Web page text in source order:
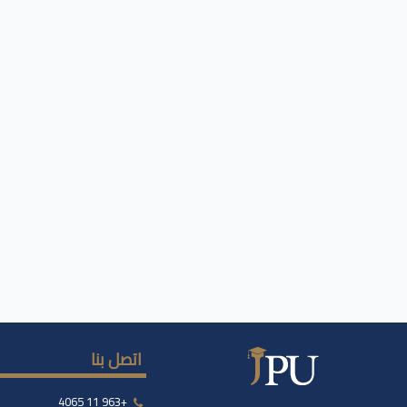
اتصل بنا
+963 11 4065